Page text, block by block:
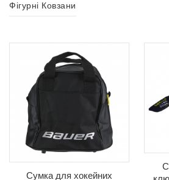
Фігурні Ковзани
Сумка для хокейних